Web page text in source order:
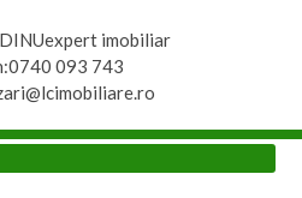
imobiliar
093 743